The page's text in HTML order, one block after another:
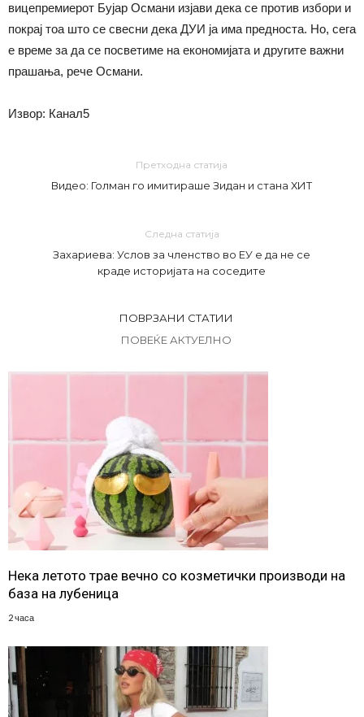
вицепремиерот Бујар Османи изјави дека се против избори и
покрај тоа што се свесни дека ДУИ ја има предноста. Но, сега
е време за да се посветиме на економијата и другите важни
прашања, рече Османи.
Извор: Канал5
Претходна статија
Видео: Голман го имитираше Зидан и стана ХИТ
Следна статија
Захариева: Услов за членство во ЕУ е да не се
краде историјата на соседите
ПОВРЗАНИ СТАТИИ
ПОВЕЌЕ АКТУЕЛНО
Нека летото трае вечно со козметички производи на
база на лубеница
2 часа